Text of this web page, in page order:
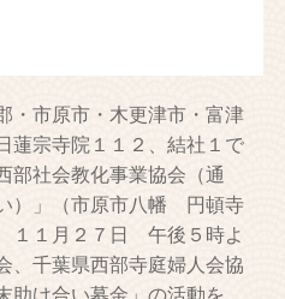
市原市・木更津市・富津
蓮宗寺院１１２、結社１で
部社会教化事業協会（通
）」（市原市八幡 円頓寺
１１月２７日 午後５時よ
、千葉県西部寺庭婦人会協
助け合い募金」の活動を、